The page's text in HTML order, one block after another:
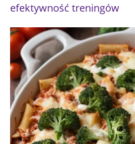
efektywność treningów